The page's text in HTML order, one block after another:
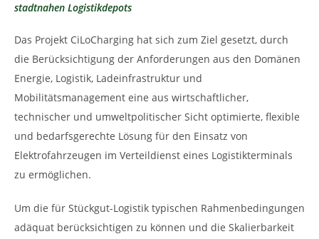
stadtnahen Logistikdepots
Das Projekt CiLoCharging hat sich zum Ziel gesetzt, durch
die Berücksichtigung der Anforderungen aus den Domänen
Energie, Logistik, Ladeinfrastruktur und
Mobilitätsmanagement eine aus wirtschaftlicher,
technischer und umweltpolitischer Sicht optimierte, flexible
und bedarfsgerechte Lösung für den Einsatz von
Elektrofahrzeugen im Verteildienst eines Logistikterminals
zu ermöglichen.
Um die für Stückgut-Logistik typischen Rahmenbedingungen
adäquat berücksichtigen zu können und die Skalierbarkeit